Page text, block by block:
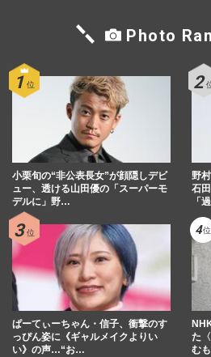
Photo
小栗旬の“非公表長女”が顔隠しデビ
ュー、透ける山田優の「スーパーモ
デルに」野…
野
石
「
ぱーてぃーちゃん・信子、衝撃のす
っぴん姿に《ギャルメイクよりい
い》の声…“お…
た
む